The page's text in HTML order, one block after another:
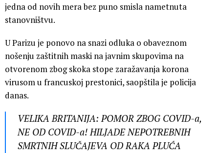
jedna od novih mera bez puno smisla nametnuta
stanovništvu.
U Parizu je ponovo na snazi odluka o obaveznom
nošenju zaštitnih maski na javnim skupovima na
otvorenom zbog skoka stope zaražavanja korona
virusom u francuskoj prestonici, saopštila je policija
danas.
VELIKA BRITANIJA: POMOR ZBOG COVID-a,
NE OD COVID-a! HILJADE NEPOTREBNIH
SMRTNIH SLUČAJEVA OD RAKA PLUĆA